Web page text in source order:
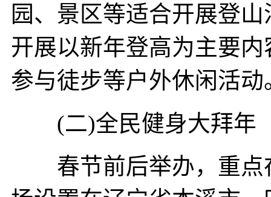
园、景区等适合开展登
开展以新年登高为主要
参与徒步等户外休闲活动
(二)全民健身大拜年
春节前后举办，重点